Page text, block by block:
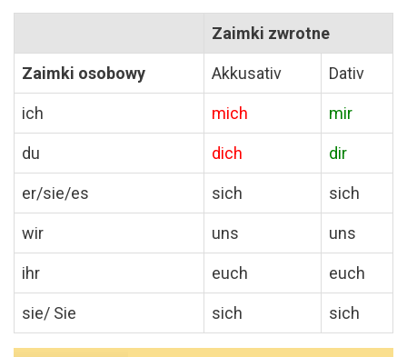
Zaimki zwrotne
Zaimki osobowy Akkusativ Dativ
ich mich mir
du dich dir
er/sie/es sich sich
wir uns uns
ihr euch euch
sie/ Sie sich sich